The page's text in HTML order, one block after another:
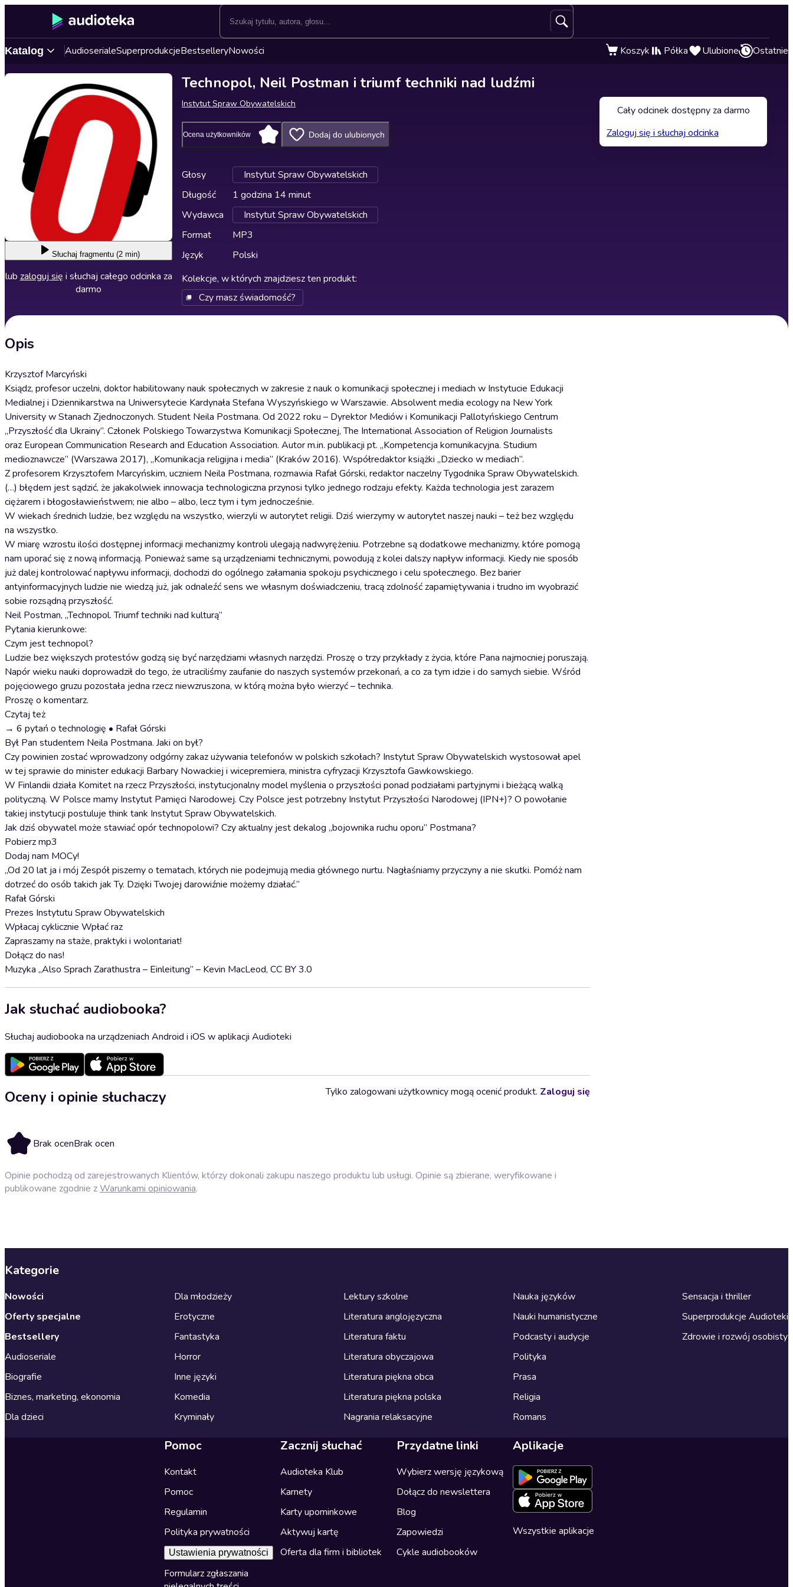
Katalog AudioserialeSuperprodukcjeBestselleryNowości Koszyk Półka Ulubione Ostatnie
Słuchaj fragmentu (2 min)
lub zaloguj się i słuchaj całego odcinka za
darmo
Technopol, Neil Postman i triumf techniki nad ludźmi
Instytut Spraw Obywatelskich
Ocena użytkowników Dodaj do ulubionych
Głosy
Instytut Spraw Obywatelskich
Długość
1 godzina 14 minut
Wydawca
Instytut Spraw Obywatelskich
Format
MP3
Język
Polski
Kolekcje, w których znajdziesz ten produkt:
Czy masz świadomość?
Opis
Krzysztof Marcyński
Ksiądz, profesor uczelni, doktor habilitowany nauk społecznych w zakresie z nauk o komunikacji społecznej i mediach w Instytucie Edukacji
Medialnej i Dziennikarstwa na Uniwersytecie Kardynała Stefana Wyszyńskiego w Warszawie. Absolwent media ecology na New York
University w Stanach Zjednoczonych. Student Neila Postmana. Od 2022 roku – Dyrektor Mediów i Komunikacji Pallotyńskiego Centrum
„Przyszłość dla Ukrainy”. Członek Polskiego Towarzystwa Komunikacji Społecznej, The International Association of Religion Journalists
oraz European Communication Research and Education Association. Autor m.in. publikacji pt. „Kompetencja komunikacyjna. Studium
medioznawcze” (Warszawa 2017), „Komunikacja religijna i media” (Kraków 2016). Współredaktor książki „Dziecko w mediach”.
Z profesorem Krzysztofem Marcyńskim, uczniem Neila Postmana, rozmawia Rafał Górski, redaktor naczelny Tygodnika Spraw Obywatelskich.
(…) błędem jest sądzić, że jakakolwiek innowacja technologiczna przynosi tylko jednego rodzaju efekty. Każda technologia jest zarazem
ciężarem i błogosławieństwem; nie albo – albo, lecz tym i tym jednocześnie.
W wiekach średnich ludzie, bez względu na wszystko, wierzyli w autorytet religii. Dziś wierzymy w autorytet naszej nauki – też bez względu
na wszystko.
W miarę wzrostu ilości dostępnej informacji mechanizmy kontroli ulegają nadwyrężeniu. Potrzebne są dodatkowe mechanizmy, które pomogą
nam uporać się z nową informacją. Ponieważ same są urządzeniami technicznymi, powodują z kolei dalszy napływ informacji. Kiedy nie sposób
już dalej kontrolować napływu informacji, dochodzi do ogólnego załamania spokoju psychicznego i celu społecznego. Bez barier
antyinformacyjnych ludzie nie wiedzą już, jak odnaleźć sens we własnym doświadczeniu, tracą zdolność zapamiętywania i trudno im wyobrazić
sobie rozsądną przyszłość.
Neil Postman, „Technopol. Triumf techniki nad kulturą”
Pytania kierunkowe:
Czym jest technopol?
Ludzie bez większych protestów godzą się być narzędziami własnych narzędzi. Proszę o trzy przykłady z życia, które Pana najmocniej poruszają.
Napór wieku nauki doprowadził do tego, że utraciliśmy zaufanie do naszych systemów przekonań, a co za tym idzie i do samych siebie. Wśród
pojęciowego gruzu pozostała jedna rzecz niewzruszona, w którą można było wierzyć – technika.
Proszę o komentarz.
Czytaj też
→ 6 pytań o technologię • Rafał Górski
Był Pan studentem Neila Postmana. Jaki on był?
Czy powinien zostać wprowadzony odgórny zakaz używania telefonów w polskich szkołach? Instytut Spraw Obywatelskich wystosował apel
w tej sprawie do minister edukacji Barbary Nowackiej i wicepremiera, ministra cyfryzacji Krzysztofa Gawkowskiego.
W Finlandii działa Komitet na rzecz Przyszłości, instytucjonalny model myślenia o przyszłości ponad podziałami partyjnymi i bieżącą walką
polityczną. W Polsce mamy Instytut Pamięci Narodowej. Czy Polsce jest potrzebny Instytut Przyszłości Narodowej (IPN+)? O powołanie
takiej instytucji postuluje think tank Instytut Spraw Obywatelskich.
Jak dziś obywatel może stawiać opór technopolowi? Czy aktualny jest dekalog „bojownika ruchu oporu” Postmana?
Pobierz mp3
Dodaj nam MOCy!
„Od 20 lat ja i mój Zespół piszemy o tematach, których nie podejmują media głównego nurtu. Nagłaśniamy przyczyny a nie skutki. Pomóż nam
dotrzeć do osób takich jak Ty. Dzięki Twojej darowiźnie możemy działać.”
Rafał Górski
Prezes Instytutu Spraw Obywatelskich
Wpłacaj cyklicznie Wpłać raz
Zapraszamy na staże, praktyki i wolontariat!
Dołącz do nas!
Muzyka „Also Sprach Zarathustra – Einleitung” – Kevin MacLeod, CC BY 3.0
Jak słuchać audiobooka?
Słuchaj audiobooka na urządzeniach Android i iOS w aplikacji Audioteki
Oceny i opinie słuchaczy
Brak ocenBrak ocen
Tylko zalogowani użytkownicy mogą ocenić produkt. Zaloguj się
Opinie pochodzą od zarejestrowanych Klientów, którzy dokonali zakupu naszego produktu lub usługi. Opinie są zbierane, weryfikowane i
publikowane zgodnie zWarunkami opiniowania.
Cały odcinek dostępny za darmo
Zaloguj się i słuchaj odcinka
Kategorie
Nowości
Oferty specjalne
Bestsellery
Audioseriale
Biografie
Biznes, marketing, ekonomia
Dla dzieci
Dla młodzieży
Erotyczne
Fantastyka
Horror
Inne języki
Komedia
Kryminały
Lektury szkolne
Literatura anglojęzyczna
Literatura faktu
Literatura obyczajowa
Literatura piękna obca
Literatura piękna polska
Nagrania relaksacyjne
Nauka języków
Nauki humanistyczne
Podcasty i audycje
Polityka
Prasa
Religia
Romans
Sensacja i thriller
Superprodukcje Audioteki
Zdrowie i rozwój osobisty
Pomoc
Kontakt
Pomoc
Regulamin
Polityka prywatności
Ustawienia prywatności
Formularz zgłaszania
Zacznij słuchać
Audioteka Klub
Karnety
Karty upominkowe
Aktywuj kartę
Oferta dla firm i bibliotek
Przydatne linki
Wybierz wersję językową
Dołącz do newslettera
Blog
Zapowiedzi
Cykle audiobooków
Aplikacje
Wszystkie aplikacje